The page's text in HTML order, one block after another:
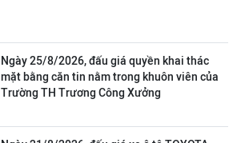
Ngày 25/8/2026, đấu giá quyền khai thác
mặt bằng căn tin nằm trong khuôn viên của
Trường TH Trương Công Xưởng